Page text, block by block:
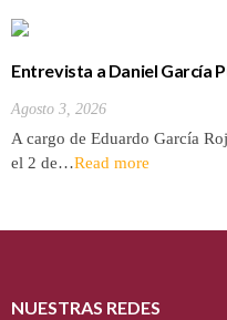
Entrevista a Daniel García
Agosto 3, 2026
A cargo de Eduardo García
el 2 de…Read more
NUESTRAS REDES